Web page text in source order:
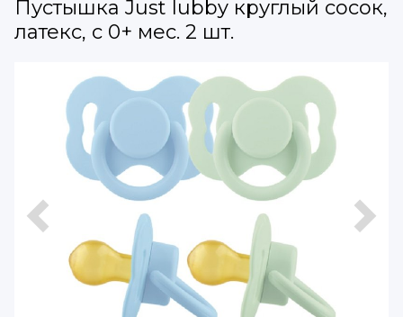
Пустышка Just lubby круглый сосок,
латекс, с 0+ мес. 2 шт.